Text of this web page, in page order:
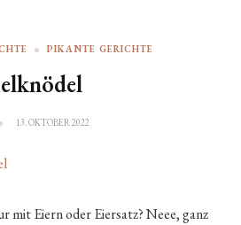
PIKANTE GERICHTE
13. OKTOBER 2022
mit Eiern oder Eiersatz? Neee, ganz